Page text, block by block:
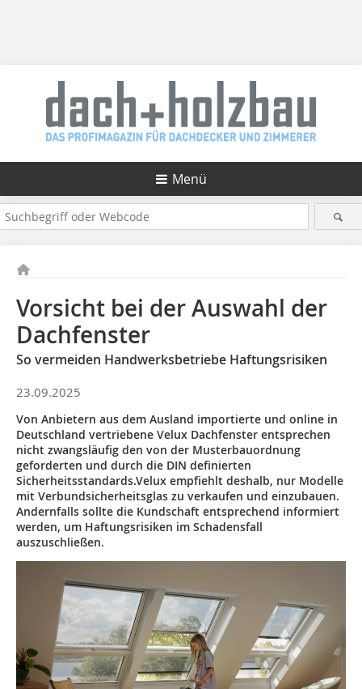
Menü
Vorsicht bei der Auswahl der
Dachfenster
So vermeiden Handwerksbetriebe Haftungsrisiken
23.09.2025
Von Anbietern aus dem Ausland importierte und online in
Deutschland vertriebene Velux Dachfenster entsprechen
nicht zwangsläufig den von der Musterbauordnung
geforderten und durch die DIN definierten
Sicherheitsstandards.Velux empfiehlt deshalb, nur Modelle
mit Verbundsicherheitsglas zu verkaufen und einzubauen.
Andernfalls sollte die Kundschaft entsprechend informiert
werden, um Haftungsrisiken im Schadensfall
auszuschließen.